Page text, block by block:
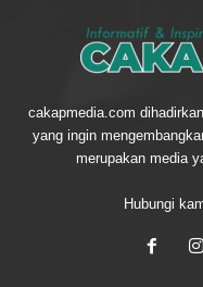
cakapmedia.com
yang ingin
merupakan media
Hubungi